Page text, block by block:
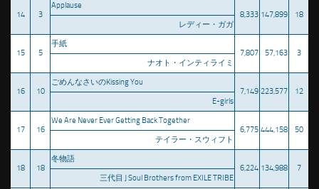
14 3
Applause
8,333 147,899
18
レディー・ガガ
15 5
手紙
7,807
57,163
3
ナオト・インティライミ
16 10
ごめんなさいのKissing You
7,149 223,577
12
E-girls
17 16
We Are Never Ever Getting Back Together
6,775 444,158
50
テイラー・スウィフト
18 18
冬物語
6,224 134,988
7
三代目 J Soul Brothers from EXILE TRIBE